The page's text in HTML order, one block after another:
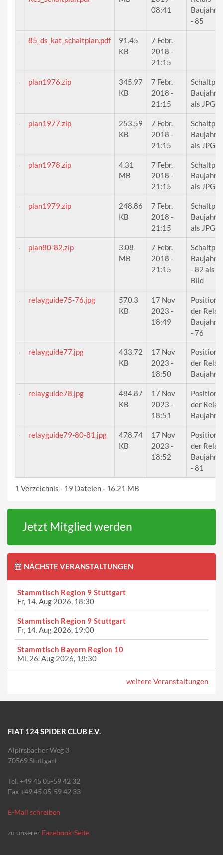
08:41
Baujahr
- 85
85_ds_kat_schaltplan.pdf
91.45
KB
7 Febr.
2018 -
21:15
plan1976.zip
345.97
KB
7 Febr.
2018 -
21:15
Baujahr
als JPG-
plan1977.zip
253.59
KB
7 Febr.
2018 -
21:15
Baujahr
als JPG-
plan1978.zip
4.31
MB
7 Febr.
2018 -
21:15
Baujahr
als JPG-
plan1979.zip
248.86
KB
7 Febr.
2018 -
21:15
Baujahr
als JPG-
plan80-82.zip
3.08
MB
7 Febr.
2018 -
21:15
Baujahr
- 82 als
Bild
relayguide75-76.jpg
570.3
KB
17 Nov
2023 -
18:49
der
Baujahr
- 76
relayguide77.jpg
433.72
KB
17 Nov
2023 -
18:50
der
Baujahr
relayguide78.jpg
484.87
KB
17 Nov
2023 -
18:51
der
Baujahr
relayguide79-80-81.jpg
478.74
KB
17 Nov
2023 -
18:52
der
Baujahr
- 81
1 Verzeichnis - 19 Dateien - 16.21 MB
Jetzt Mitglied werden
NÄCHSTE VERANSTALTUNGEN
Stammtisch Region 9 Stuttgart
Fr, 14. Aug 2026, 18:30
Stammtisch Region 9 Stuttgart
Fr, 14. Aug 2026, 19:00
Stammtisch Bayern Region 10
Mi, 26. Aug 2026, 18:30
weitere Veranstaltungen
FIAT 124 SPIDER CLUB E.V.
Alpirsbacher Weg 3
70569 Stuttgart
Tel. +49 45 05-59 42 32
Fax +49 45 05-59 42 33
E-Mail schreiben
zu unserer Facebook-Seite